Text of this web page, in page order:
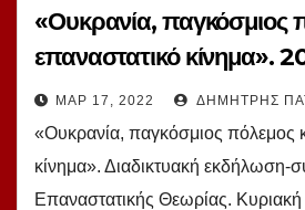
«Ουκρανία, παγκόσμιος
επαναστατικό κίνημα».
18:00. Διαδικτυακή
του Ομίλου
Εισηγητής: Δ. Πατέλης
ΜΑΡ 17, 2022 ΔΗΜΉΤΡΗΣ
«Ουκρανία, παγκόσμιος πόλεμος
κίνημα». Διαδικτυακή εκδήλωση-
Επαναστατικής Θεωρίας.